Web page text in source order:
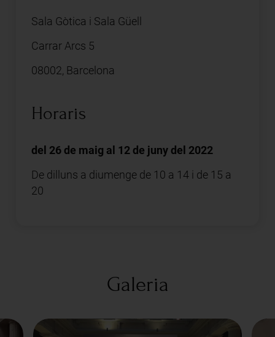
Sala Gòtica i Sala Güell
Carrar Arcs 5
08002, Barcelona
Horaris
del 26 de maig al 12 de juny del 2022
De dilluns a diumenge de 10 a 14 i de 15 a
20
Galeria